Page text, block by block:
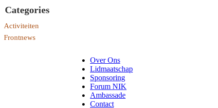
Categories
Activiteiten
Frontnews
Over Ons
Lidmaatschap
Sponsoring
Forum NIK
Ambassade
Contact